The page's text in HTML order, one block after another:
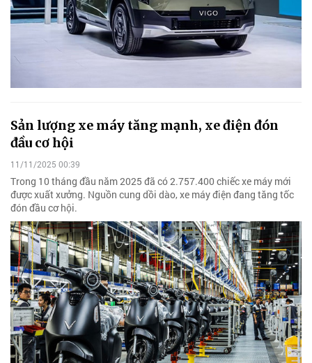
Sản lượng xe máy tăng mạnh, xe điện đón
đầu cơ hội
11/11/2025 00:39
Trong 10 tháng đầu năm 2025 đã có 2.757.400 chiếc xe máy mới
được xuất xưởng. Nguồn cung dồi dào, xe máy điện đang tăng tốc
đón đầu cơ hội.